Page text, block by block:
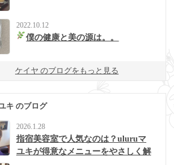
2022.10.12
僕の健康と美の源は。。
ケイヤ のブログをもっと見る
キ のブログ
2026.1.28
指宿美容室で人気なのは？uluruマ
ユキが得意なメニューをやさしく解